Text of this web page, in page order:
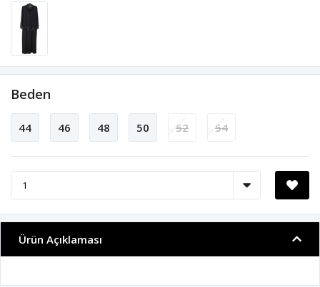
Beden
44 46 48 50 52 54
Ürün Açıklaması